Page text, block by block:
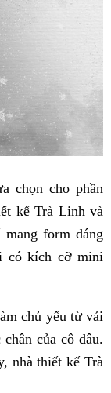
chọn cho phần
kế Trà Linh và
form dáng
có kích cỡ mini
chủ yếu từ vải
của cô dâu.
nhà thiết kế Trà